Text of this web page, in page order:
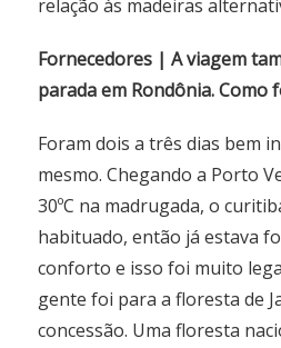
relação às madeiras
Fornecedores | A viagem
parada em Rondônia. Como
Foram dois a três dias bem
mesmo. Chegando a Porto
30ºC na madrugada, o
habituado, então já estava
conforto e isso foi muito
gente foi para a floresta de
concessão. Uma floresta